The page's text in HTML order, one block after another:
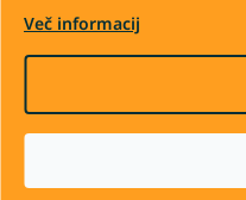
Več informacij